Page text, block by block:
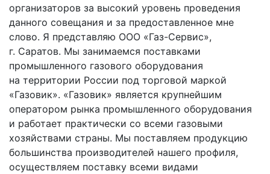
организаторов за высокий уровень проведения
данного совещания и за предоставленное мне
слово. Я представляю ООО «Газ-Сервис»,
г. Саратов. Мы занимаемся поставками
промышленного газового оборудования
на территории России под торговой маркой
«Газовик». «Газовик» является крупнейшим
оператором рынка промышленного оборудования
и работает практически со всеми газовыми
хозяйствами страны. Мы поставляем продукцию
большинства производителей нашего профиля,
осуществляем поставку всеми видами